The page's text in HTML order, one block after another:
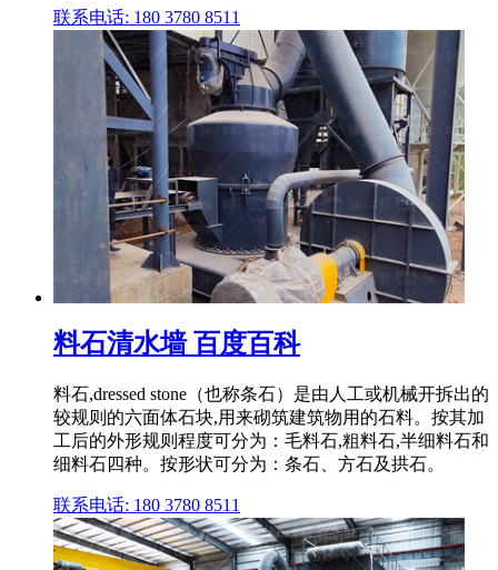
联系电话: 180 3780 8511
料石清水墙 百度百科
料石,dressed stone（也称条石）是由人工或机械开拆出的
较规则的六面体石块,用来砌筑建筑物用的石料。按其加
工后的外形规则程度可分为：毛料石,粗料石,半细料石和
细料石四种。按形状可分为：条石、方石及拱石。
联系电话: 180 3780 8511